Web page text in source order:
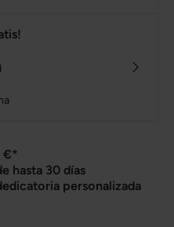
€*
hasta 30 días
personalizada